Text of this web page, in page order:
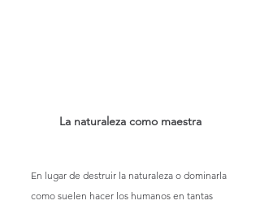
La naturaleza como maestra
En lugar de destruir la naturaleza o dominarla
como suelen hacer los humanos en tantas